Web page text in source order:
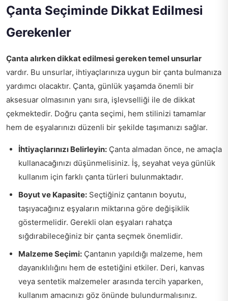
Çanta Seçiminde Dikkat Edilmesi
Gerekenler
Çanta alırken dikkat edilmesi gereken temel unsurlar
vardır. Bu unsurlar, ihtiyaçlarınıza uygun bir çanta bulmanıza
yardımcı olacaktır. Çanta, günlük yaşamda önemli bir
aksesuar olmasının yanı sıra, işlevselliği ile de dikkat
çekmektedir. Doğru çanta seçimi, hem stilinizi tamamlar
hem de eşyalarınızı düzenli bir şekilde taşımanızı sağlar.
İhtiyaçlarınızı Belirleyin: Çanta almadan önce, ne amaçla
kullanacağınızı düşünmelisiniz. İş, seyahat veya günlük
kullanım için farklı çanta türleri bulunmaktadır.
Boyut ve Kapasite: Seçtiğiniz çantanın boyutu,
taşıyacağınız eşyaların miktarına göre değişiklik
göstermelidir. Gerekli olan eşyaları rahatça
sığdırabileceğiniz bir çanta seçmek önemlidir.
Malzeme Seçimi: Çantanın yapıldığı malzeme, hem
dayanıklılığını hem de estetiğini etkiler. Deri, kanvas
veya sentetik malzemeler arasında tercih yaparken,
kullanım amacınızı göz önünde bulundurmalısınız.